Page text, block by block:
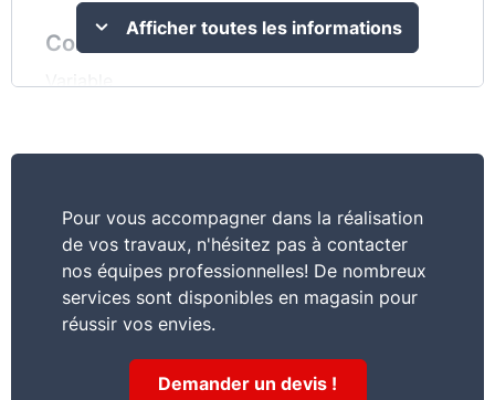
Consommation
Variable
Mis en oeuvre
Mélanger le produit avant de commencer le
travail. Remplir généreusement les parties à
réparer (jusqu’à 5mm en 1 passe) avec une
lissant rapidement. Environ 40 min après
l’application, poncer pour obtenir une surface
Afficher toutes les informations
Pour vous accompagner dans la réalisation
de vos travaux, n'hésitez pas à contacter
nos équipes professionnelles! De nombreux
services sont disponibles en magasin pour
réussir vos envies.
Demander un devis !